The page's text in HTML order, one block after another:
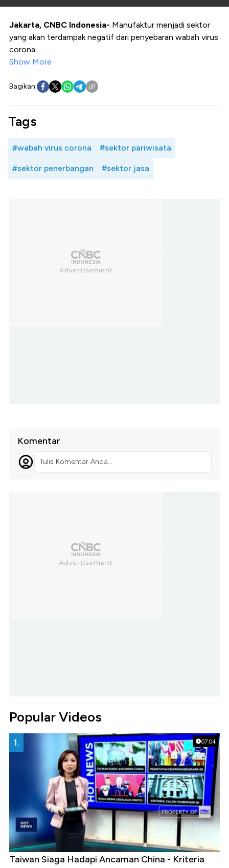
Jakarta, CNBC Indonesia- Manufaktur menjadi sektor
yang akan terdampak negatif dari penyebaran wabah virus
corona....
Show More
Bagikan:
Tags
#wabah virus corona #sektor pariwisata
#sektor penerbangan #sektor jasa
Komentar
Tulis Komentar Anda...
Popular Videos
07:04
1.
Taiwan Siaga Hadapi Ancaman China - Kriteria